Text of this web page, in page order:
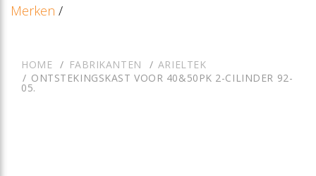
Merken /
HOME FABRIKANTEN
ARIELTEK
ONTSTEKINGSKAST VOOR 40&50PK 2-CILINDER 92-
05.